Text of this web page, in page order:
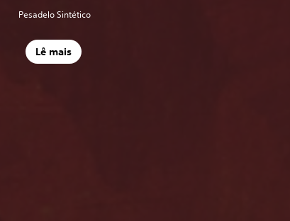
Pesadelo Sintético
Lê mais